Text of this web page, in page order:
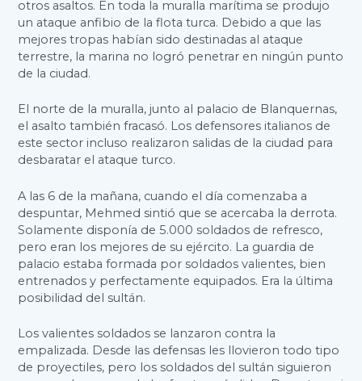
otros asaltos. En toda la muralla marítima se produjo
un ataque anfibio de la flota turca. Debido a que las
mejores tropas habían sido destinadas al ataque
terrestre, la marina no logró penetrar en ningún punto
de la ciudad.
El norte de la muralla, junto al palacio de Blanquernas,
el asalto también fracasó. Los defensores italianos de
este sector incluso realizaron salidas de la ciudad para
desbaratar el ataque turco.
A las 6 de la mañana, cuando el día comenzaba a
despuntar, Mehmed sintió que se acercaba la derrota.
Solamente disponía de 5.000 soldados de refresco,
pero eran los mejores de su ejército. La guardia de
palacio estaba formada por soldados valientes, bien
entrenados y perfectamente equipados. Era la última
posibilidad del sultán.
Los valientes soldados se lanzaron contra la
empalizada. Desde las defensas les llovieron todo tipo
de proyectiles, pero los soldados del sultán siguieron